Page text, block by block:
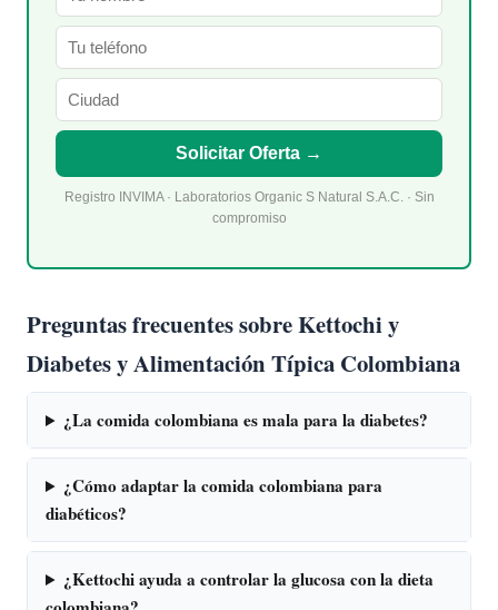
Solicitar Oferta →
Registro INVIMA · Laboratorios Organic S Natural S.A.C. · Sin
compromiso
Preguntas frecuentes sobre Kettochi y
Diabetes y Alimentación Típica Colombiana
¿La comida colombiana es mala para la diabetes?
¿Cómo adaptar la comida colombiana para
diabéticos?
¿Kettochi ayuda a controlar la glucosa con la dieta